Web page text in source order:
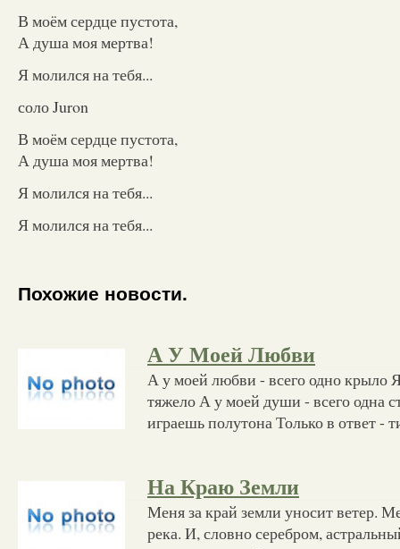
В моём сердце пустота,
А душа моя мертва!
Я молился на тебя...
соло Juron
В моём сердце пустота,
А душа моя мертва!
Я молился на тебя...
Я молился на тебя...
Похожие новости.
А У Моей Любви
А у моей любви - всего одно крыло
тяжело А у моей души - всего одна
играешь полутона Только в ответ -
На Краю Земли
Меня за край земли уносит ветер.
река. И, словно серебром,